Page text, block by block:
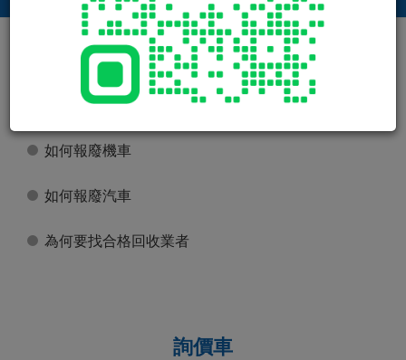
報廢車相關資訊
汽機車報廢回收相關即時資訊
如何報廢機車
如何報廢汽車
為何要找合格回收業者
詢價車